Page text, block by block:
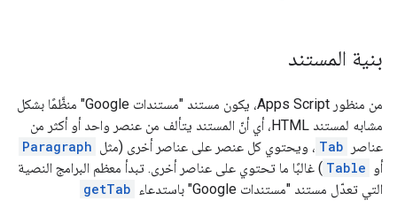
بنية المستند
من منظور Apps Script، يكون مستند "مستندات Google" منظَّمًا بشكل
مشابه لمستند HTML، أي أنّ المستند يتألف من عنصر واحد أو أكثر من
عناصر
Tab ، ويحتوي كل عنصر على عناصر أخرى (مثل Paragraph
أو Table ) غالبًا ما تحتوي على عناصر أخرى. تبدأ معظم البرامج النصية
التي تعدّل مستند "مستندات Google" باستدعاء
getTab